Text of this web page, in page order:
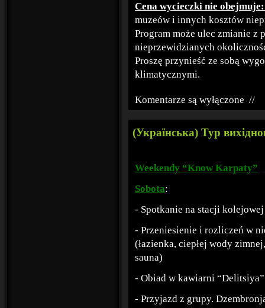
Cena wycieczki nie
muzeów i innych kosztów
Program może ulec zmianie z
nieprzewidzianych
Proszę przynieść ze sobą
klimatycznymi.
Komentarze są wyłączone //
(Українська) Тур
Weekendy “Know Karpaty”
Sobota:
- Spotkanie na stacji
- Przeniesienie i rozliczeń w
(łazienka, ciepłej wody
sauna)
- Obiad w kawiarni “Delitsiya”
- Przyjazd z grupy.